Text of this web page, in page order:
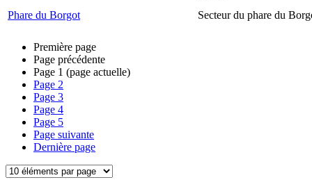
Phare du Borgot
Secteur du phare du
Première page
Page précédente
Page 1 (page actuelle)
Page 2
Page 3
Page 4
Page 5
Page suivante
Dernière page